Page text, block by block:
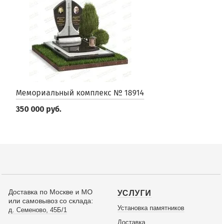
Мемориальный комплекс № 18914
350 000 руб.
Доставка по Москве и МО
или самовывоз со склада:
д. Семеново, 45Б/1
УСЛУГИ
Установка памятников
Доставка